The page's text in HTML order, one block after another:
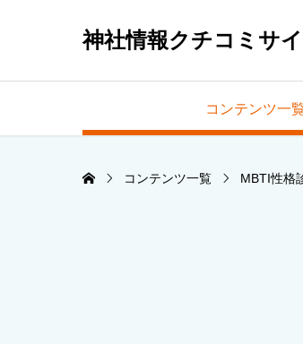
神社情報クチコミサ
コンテンツ一
コンテンツ一覧 MBTI性格